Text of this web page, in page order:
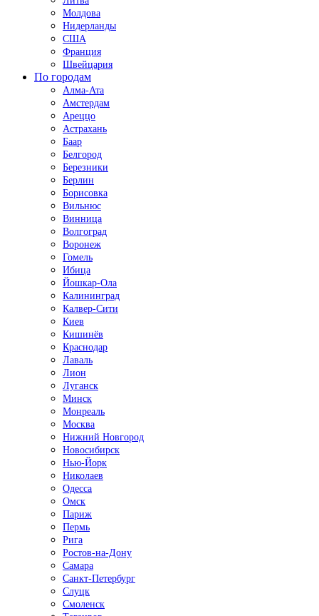
Молдова
Нидерланды
США
Франция
Швейцария
По городам
Алма-Ата
Амстердам
Ареццо
Астрахань
Баар
Белгород
Березники
Берлин
Борисовка
Вильнюс
Винница
Волгоград
Воронеж
Гомель
Ибица
Йошкар-Ола
Калининград
Калвер-Сити
Киев
Кишинёв
Краснодар
Лаваль
Лион
Луганск
Минск
Монреаль
Москва
Нижний Новгород
Новосибирск
Нью-Йорк
Николаев
Одесса
Омск
Париж
Пермь
Рига
Ростов-на-Дону
Самара
Санкт-Петербург
Слуцк
Смоленск